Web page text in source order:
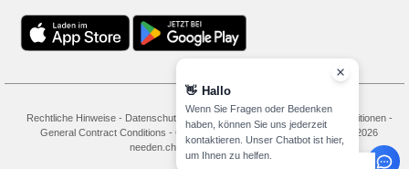
Rechtliche Hinweise- Datenschutzbestimmungen - Bedingungen und Konditionen-
General Contract Conditions - Cookie-Richtlinie Site Map
Copyright 2026
needen.ch - Alle Rechte vorbehalten
👋 Hallo
Wenn Sie Fragen oder Bedenken
haben, können Sie uns jederzeit
kontaktieren. Unser Chatbot ist hier,
um Ihnen zu helfen.